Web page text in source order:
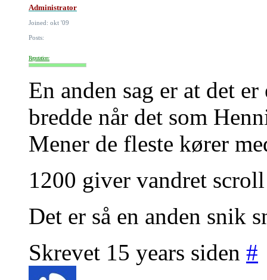
Administrator
Joined: okt '09
Posts:
Reputation:
En anden sag er at det
bredde når det som
Mener de fleste kører
1200 giver vandret
Det er så en anden snik
Skrevet 15 years siden #